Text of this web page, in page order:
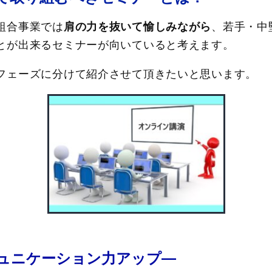
合事業では肩の力を抜いて愉しみながら 、若手・中
が出来るセミナーが向いていると考えます。
ェーズに分けて紹介させて頂きたいと思います。
ニケーション力アップ―